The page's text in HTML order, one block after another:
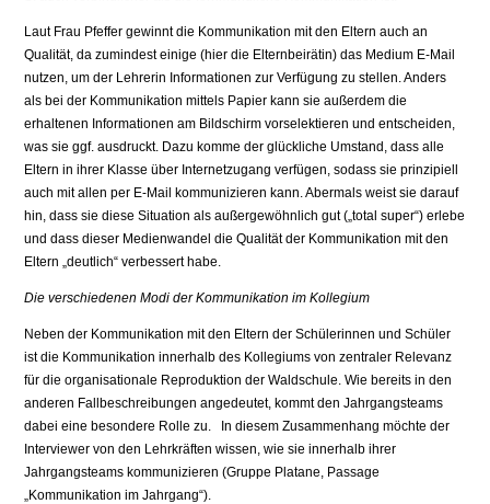
Laut Frau Pfeffer gewinnt die Kommunikation mit den Eltern auch an
Qualität, da zumindest einige (hier die Elternbeirätin) das Medium E-Mail
nutzen, um der Lehrerin Informationen zur Verfügung zu stellen. Anders
als bei der Kommunikation mittels Papier kann sie außerdem die
erhaltenen Informationen am Bildschirm vorselektieren und entscheiden,
was sie ggf. ausdruckt. Dazu komme der glückliche Umstand, dass alle
Eltern in ihrer Klasse über Internetzugang verfügen, sodass sie prinzipiell
auch mit allen per E-Mail kommunizieren kann. Abermals weist sie darauf
hin, dass sie diese Situation als außergewöhnlich gut („total super“) erlebe
und dass dieser Medienwandel die Qualität der Kommunikation mit den
Eltern „deutlich“ verbessert habe.
Die verschiedenen Modi der Kommunikation im Kollegium
Neben der Kommunikation mit den Eltern der Schülerinnen und Schüler
ist die Kommunikation innerhalb des Kollegiums von zentraler Relevanz
für die organisationale Reproduktion der Waldschule. Wie bereits in den
anderen Fallbeschreibungen angedeutet, kommt den Jahrgangsteams
dabei eine besondere Rolle zu. In diesem Zusammenhang möchte der
Interviewer von den Lehrkräften wissen, wie sie innerhalb ihrer
Jahrgangsteams kommunizieren (Gruppe Platane, Passage
„Kommunikation im Jahrgang“).